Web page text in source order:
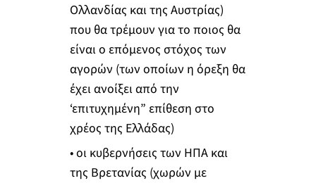
Ολλανδίας και της Αυστρίας)
που θα τρέμουν για το ποιος θα
είναι ο επόμενος στόχος των
αγορών (των οποίων η όρεξη θα
έχει ανοίξει από την
‘επιτυχημένη” επίθεση στο
χρέος της Ελλάδας)
• οι κυβερνήσεις των ΗΠΑ και
της Βρετανίας (χωρών με